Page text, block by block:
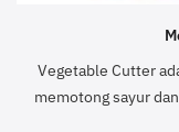
Vegetable Cutter
memotong sayur